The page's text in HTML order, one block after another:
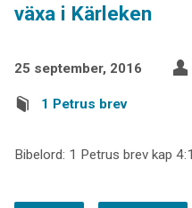
växa i Kärleken
25 september, 2016
1 Petrus brev
Bibelord: 1 Petrus brev kap